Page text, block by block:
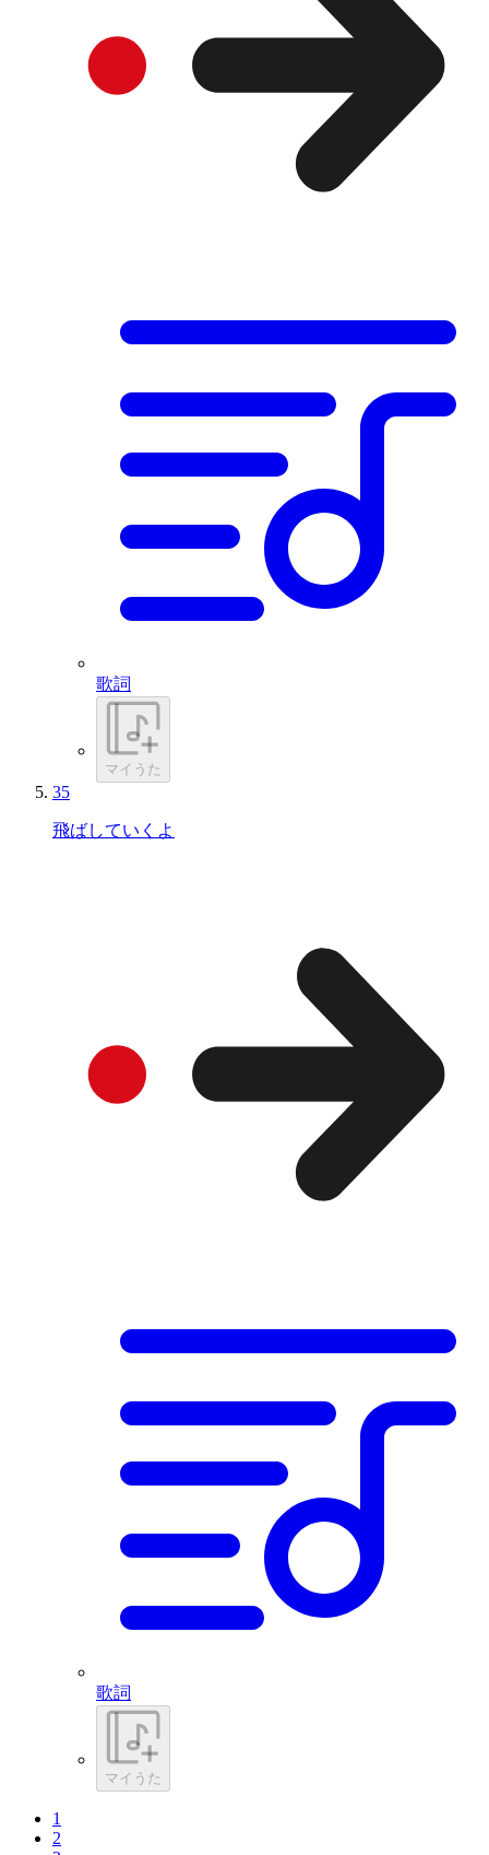
歌詞
マイうた
35
飛ばしていくよ
歌詞
マイうた
1
2